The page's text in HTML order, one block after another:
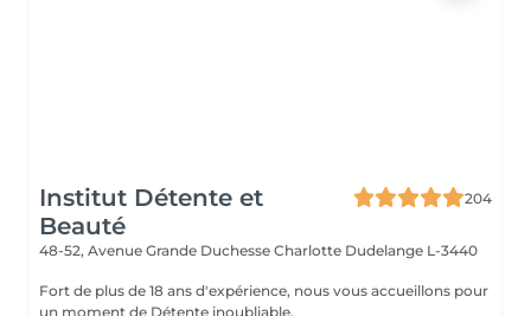
Institut Détente et
Beauté
204
48-52, Avenue Grande Duchesse Charlotte Dudelange L-3440
Fort de plus de 18 ans d'expérience, nous vous accueillons pour
un moment de Détente inoubliable.